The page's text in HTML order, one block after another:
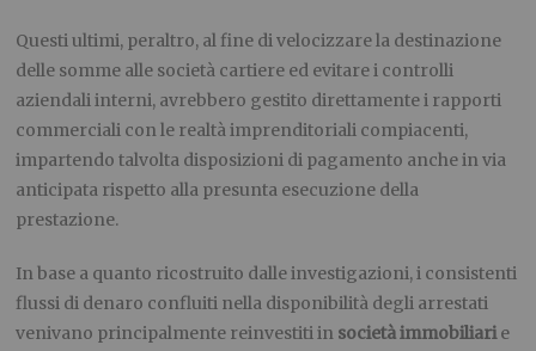
Questi ultimi, peraltro, al fine di velocizzare la destinazione
delle somme alle società cartiere ed evitare i controlli
aziendali interni, avrebbero gestito direttamente i rapporti
commerciali con le realtà imprenditoriali compiacenti,
impartendo talvolta disposizioni di pagamento anche in via
anticipata rispetto alla presunta esecuzione della
prestazione.
In base a quanto ricostruito dalle investigazioni, i consistenti
flussi di denaro confluiti nella disponibilità degli arrestati
venivano principalmente reinvestiti in società immobiliarie